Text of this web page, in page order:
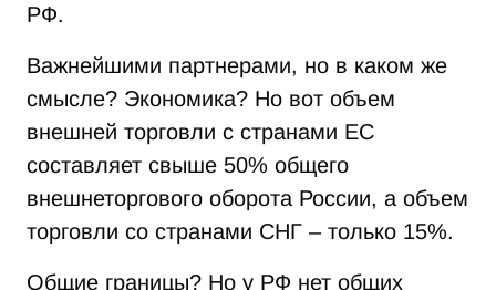
РФ.
Важнейшими партнерами, но в каком же
смысле? Экономика? Но вот объем
внешней торговли с странами ЕС
составляет свыше 50% общего
внешнеторгового оборота России, а объем
торговли со странами СНГ – только 15%.
Общие границы? Но у РФ нет общих